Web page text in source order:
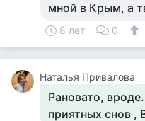
мной в Крым, а
8 лет 0
Наталья Привалова
Рановато,
приятных снов ,